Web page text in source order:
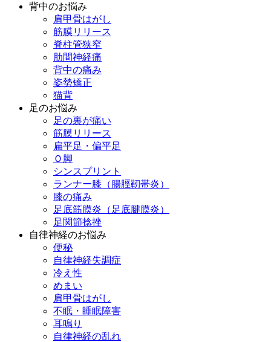
背中のお悩み
肩甲骨はがし
筋膜リリース
脊柱管狭窄
肋間神経痛
背中の痛み
姿勢矯正
猫背
足のお悩み
足の裏が痛い
筋膜リリース
扁平足・偏平足
Ｏ脚
シンスプリント
ランナー膝（腸脛靭帯炎）
膝の痛み
足底筋膜炎（足底腱膜炎）
足関節捻挫
自律神経のお悩み
便秘
自律神経失調症
冷え性
めまい
肩甲骨はがし
不眠・睡眠障害
耳鳴り
自律神経の乱れ